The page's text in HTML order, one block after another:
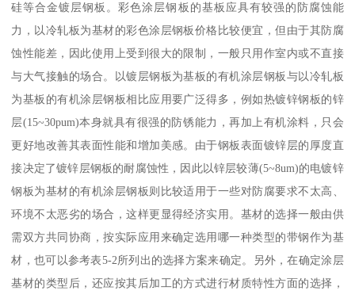
硅等合金镀层钢板。彩色涂层钢板的基板应具有较强的防腐蚀能
力，以冷轧板为基材的彩色涂层钢板价格比较便宜，但由于其防腐
蚀性能差，因此使用上受到很大的限制，一般只用作室内或不直接
与大气接触的场合。以镀层钢板为基板的有机涂层钢板与以冷轧板
为基板的有机涂层钢板相比应用要广泛得多，例如热镀锌钢板的锌
层(15~30pum)本身就具有很强的防锈能力，再加上有机涂料，只会
更好地改善其表面性能和增加美感。由于钢板表面镀锌层的厚度直
接决定了镀锌层钢板的耐腐蚀性，因此以锌层较薄(5~8um)的电镀锌
钢板为基材的有机涂层钢板则比较适用于一些对防腐要求不太高、
环境不太恶劣的场合，这样更显得经济实用。基材的选择一般由供
需双方共同协商，按实际应用来确定选用哪一种类型的带钢作为基
材，也可以参考表5-2所列出的选择方案来确定。另外，在确定涂层
基材的类型后，还应按其后加工的方式进行材质特性方面的选择，